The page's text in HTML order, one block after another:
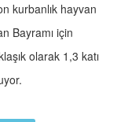
kurbanlık hayvan
Bayramı için
olarak 1,3 katı